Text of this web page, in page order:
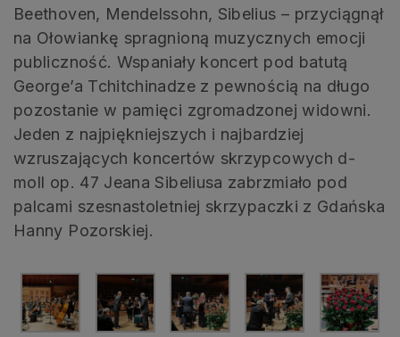
Beethoven, Mendelssohn, Sibelius – przyciągnął
na Ołowiankę spragnioną muzycznych emocji
publiczność. Wspaniały koncert pod batutą
George’a Tchitchinadze z pewnością na długo
pozostanie w pamięci zgromadzonej widowni.
Jeden z najpiękniejszych i najbardziej
wzruszających koncertów skrzypcowych d-
moll op. 47 Jeana Sibeliusa zabrzmiało pod
palcami szesnastoletniej skrzypaczki z Gdańska
Hanny Pozorskiej.